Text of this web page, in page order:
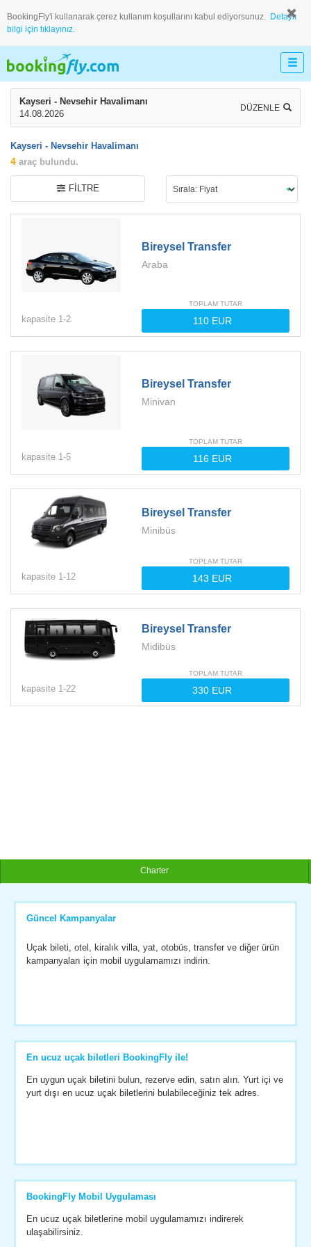
BookingFly'i kullanarak çerez kullanım koşullarını kabul ediyorsunuz. Detaylı
bilgi için tıklayınız.
Kayseri - Nevsehir Havalimanı
14.08.2026
DÜZENLE
Kayseri - Nevsehir Havalimanı
4 araç bulundu.
FILTRE
Bireysel Transfer
Araba
kapasite 1-2
TOPLAM TUTAR
Bireysel Transfer
Minivan
kapasite 1-5
TOPLAM TUTAR
Bireysel Transfer
Minibüs
kapasite 1-12
TOPLAM TUTAR
Bireysel Transfer
Midibüs
kapasite 1-22
TOPLAM TUTAR
Charter
Güncel Kampanyalar
Uçak bileti, otel, kiralık villa, yat, otobüs, transfer ve diğer ürün
kampanyaları için mobil uygulamamızı indirin.
En ucuz uçak biletleri BookingFly ile!
En uygun uçak biletini bulun, rezerve edin, satın alın. Yurt içi ve
yurt dışı en ucuz uçak biletlerini bulabileceğiniz tek adres.
BookingFly Mobil Uygulaması
En ucuz uçak biletlerine mobil uygulamamızı indirerek
ulaşabilirsiniz.